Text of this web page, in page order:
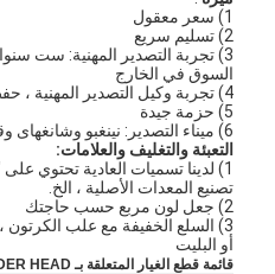
1) سعر معقول
2) تسليم سريع
3) تجربة التصدير المهنية: ست
السوق في الخارج
4) تجربة وكيل التصدير المهنية ، حفظ تكاليف الشحن
5) حزمة جيدة
6) ميناء التصدير: نينغبو وشانغهاى وقوانغتشو ...
التعبئة والتغليف والعلامات:
1) لدينا تسميات العادية تحتوي على
تصنيع المعدات الأصلية ، الخ.
2) جعل لون مربع حسب حاجتك
3) السلع الخفيفة مع علب الكرتون
أو البليت
قائمة قطع الغيار المتعلقة بـ NISSAN COMPLETE CYLINDER HEAD